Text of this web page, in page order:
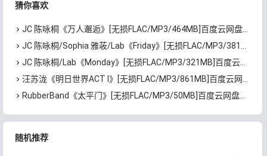
猜你喜欢
JC 陈咏桐《万人邂逅》[无损FLAC/MP3/464MB]百度云网盘下载
JC 陈咏桐/Sophia 雅荍/Lab《Friday》[无损FLAC/MP3/381MB]百度云网盘下载
JC 陈咏桐/Lab《Monday》[无损FLAC/MP3/321MB]百度云网盘下载
汪苏泷《明日世界ACT I》[无损FLAC/MP3/861MB]百度云网盘下载
RubberBand《太平门》[无损FLAC/MP3/50MB]百度云网盘下载
随机推荐